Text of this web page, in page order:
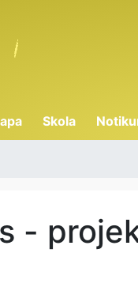
Skola
-